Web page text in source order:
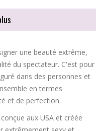
une beauté extrême,
du spectateur. C'est pour
dans des personnes et
en termes
et de perfection.
aux USA et créée